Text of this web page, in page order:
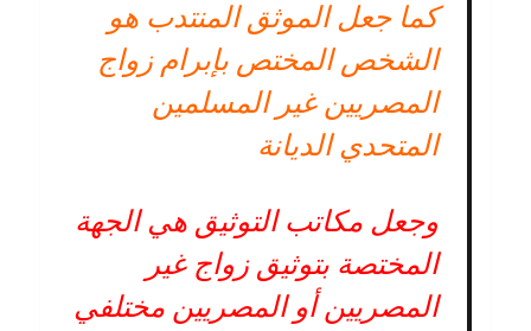
كما جعل الموثق المنتدب هو
الشخص المختص بإبرام زواج
المصريين غير المسلمين
المتحدي الديانة
وجعل مكاتب التوثيق هي الجهة
المختصة بتوثيق زواج غير
المصريين أو المصريين مختلفي